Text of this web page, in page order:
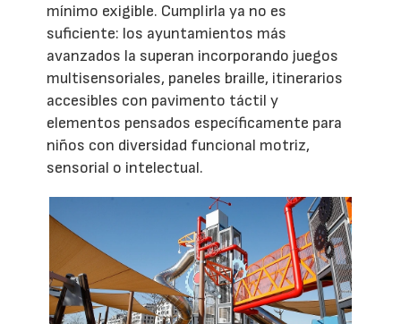
mínimo exigible. Cumplirla ya no es
suficiente: los ayuntamientos más
avanzados la superan incorporando juegos
multisensoriales, paneles braille, itinerarios
accesibles con pavimento táctil y
elementos pensados específicamente para
niños con diversidad funcional motriz,
sensorial o intelectual.